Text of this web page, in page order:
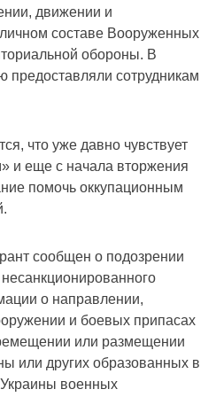
движении и
составе Вооруженных
обороны. В
сотрудникам
что уже давно чувствует
и еще с начала вторжения
помочь оккупационным
сообщен о подозрении
о направлении,
и боевых припасах
или размещении
или других образованных в
Украины военных